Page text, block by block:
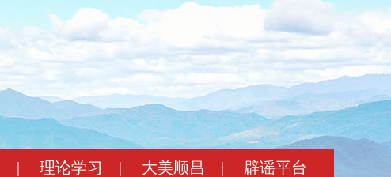
| 理论学习 | 大美顺昌 | 辟谣平台